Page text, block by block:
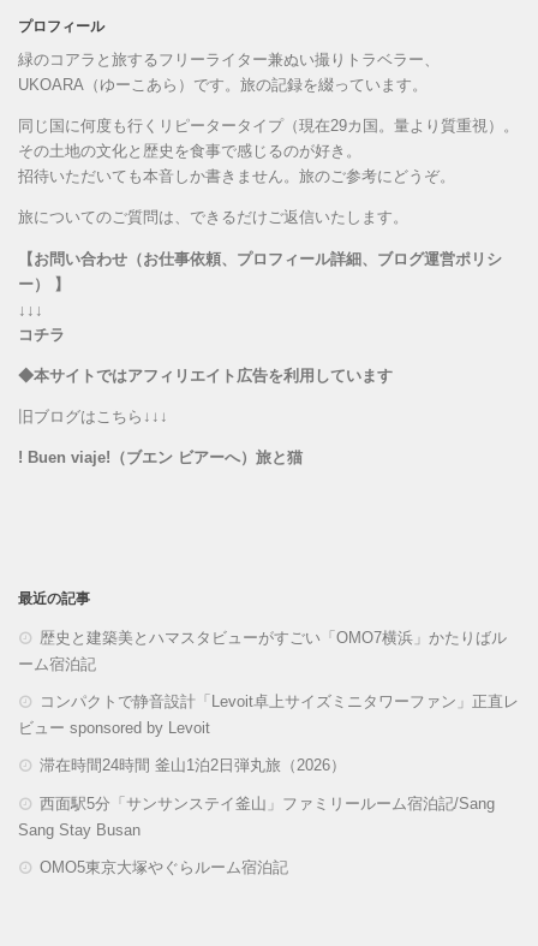
プロフィール
緑のコアラと旅するフリーライター兼ぬい撮りトラベラー、
UKOARA（ゆーこあら）です。旅の記録を綴っています。
同じ国に何度も行くリピータータイプ（現在29カ国。量より質重視）。
その土地の文化と歴史を食事で感じるのが好き。
招待いただいても本音しか書きません。旅のご参考にどうぞ。
旅についてのご質問は、できるだけご返信いたします。
【お問い合わせ（お仕事依頼、プロフィール詳細、ブログ運営ポリシ
ー） 】
↓↓↓
コチラ
◆本サイトではアフィリエイト広告を利用しています
旧ブログはこちら↓↓↓
! Buen viaje!（ブエン ビアーへ）旅と猫
最近の記事
歴史と建築美とハマスタビューがすごい「OMO7横浜」かたりばル
ーム宿泊記
コンパクトで静音設計「Levoit卓上サイズミニタワーファン」正直レ
ビュー sponsored by Levoit
滞在時間24時間 釜山1泊2日弾丸旅（2026）
西面駅5分「サンサンステイ釜山」ファミリールーム宿泊記/Sang
Sang Stay Busan
OMO5東京大塚やぐらルーム宿泊記